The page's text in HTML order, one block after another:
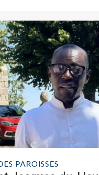
PAROISSES